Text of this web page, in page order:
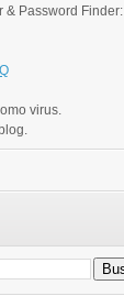
& Password Finder:
virus.